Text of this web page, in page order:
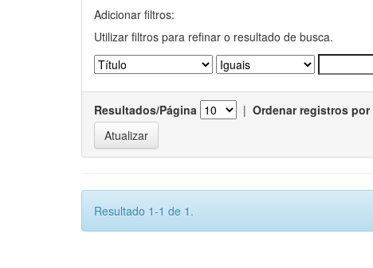
Adicionar filtros:
Utilizar filtros para refinar o resultado de busca.
Resultados/Página | Ordenar registros por
Resultado 1-1 de 1.